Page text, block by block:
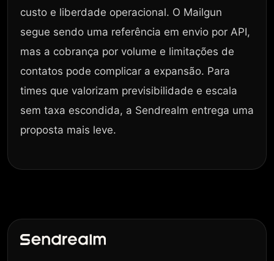
custo e liberdade operacional. O Mailgun
segue sendo uma referência em envio por API,
mas a cobrança por volume e limitações de
contatos pode complicar a expansão. Para
times que valorizam previsibilidade e escala
sem taxa escondida, a Sendrealm entrega uma
proposta mais leve.